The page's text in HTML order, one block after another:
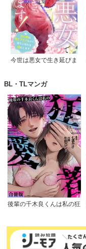
今世は悪女で生き延びま
します～
BL・TLマンガ
後輩の千木良くんは私の狂